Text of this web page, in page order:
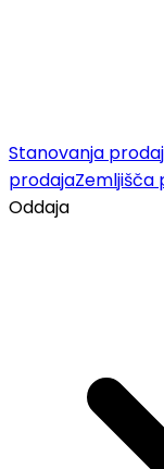
Stanovanja
prodajaZemljišča
Oddaja